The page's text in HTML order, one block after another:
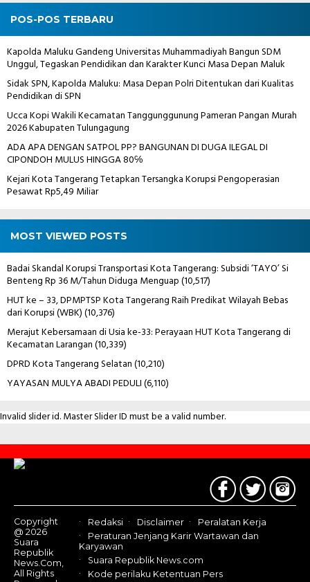
POS-POS TERBARU
Kapolda Maluku Gandeng Universitas Muhammadiyah Bangun SDM
Unggul, Tegaskan Pendidikan dan Karakter Kunci Masa Depan Maluk
Sidak SPN, Kapolda Maluku: Masa Depan Polri Ditentukan dari Kualitas
Pendidikan di SPN
Ucca Kopi Wakili Kecamatan Tanggunggunung Pameran Pangan Murah
2026 Kabupaten Tulungagung
ADA APA DENGAN SATPOL PP? BANGUNAN DI DUGA ILEGAL DI
CIPONDOH MULUS HINGGA 80℅
Kejari Kota Tangerang Tetapkan Tersangka Korupsi Pengoperasian
Pesawat Rp5,49 Miliar
MOST VIEWED POSTS
Badai Skandal Korupsi Transportasi Kota Tangerang: Subsidi ‘TAYO’ Si
Benteng Rp 36 M/Tahun Diduga Menguap(10,517)
HUT ke – 33, DPMPTSP Kota Tangerang Raih Predikat Wilayah Bebas
dari Korupsi (WBK)(10,376)
Merajut Kebersamaan di Usia ke-33: Perayaan HUT Kota Tangerang di
Kecamatan Larangan(10,339)
DPRD Kota Tangerang Selatan(10,210)
YAYASAN MULYA ABADI PEDULI(6,110)
Invalid slider id. Master Slider ID must be a valid number.
Contact
Us
Copyright
@ 2026
Suara
Republik
News.Com,
All Rights
Redaksi Disclaimer
Peralatan Kerja
Peraturan Jenjang Karir Wartawan dan
Karyawan
Suara Republik News.com
Kode perilaku Ketentuan Pers